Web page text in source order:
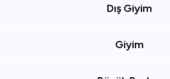
Dış Giyim
Giyim